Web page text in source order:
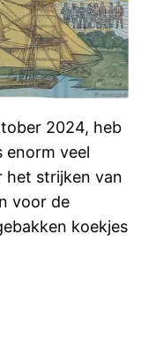
2024, heb
enorm veel
het strijken van
voor de
koekjes